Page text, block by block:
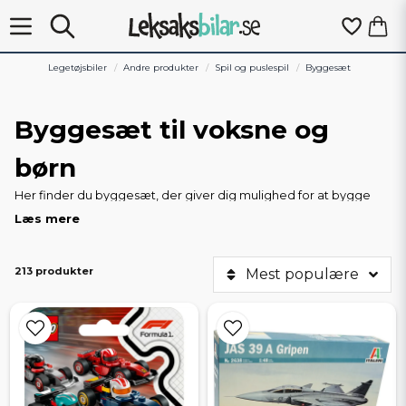
Legetøjsbiler Andre produkter Spil og puslespil Byggesæt
Byggesæt til voksne og
børn
Her finder du byggesæt, der giver dig mulighed for at bygge
køretøjer og modeller fra bunden, og som passer til både
stor vægt på biler. Uanset om du leder efter et bilsæt til at
fordybe dig i eller et sæt, der hurtigt bliver en del af legen, har vi
Bilsæt i fokus
Biler er kernen i mange af sættene. De spænder fra moderne
racerbiler og Formel 1-modeller til klassiske biler og ikoniske
sportsvogne. Eksempler er LEGO Speed Champions med Ferrari
Læs mere
213 produkter Mest populære